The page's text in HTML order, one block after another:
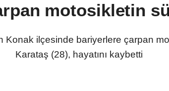
motosikletin
Konak ilçesinde bariyerlere çarpan
Karataş (28), hayatını kaybetti